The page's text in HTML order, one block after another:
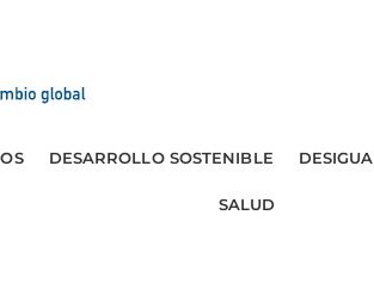
DESARROLLO SOSTENIBLE
SALUD